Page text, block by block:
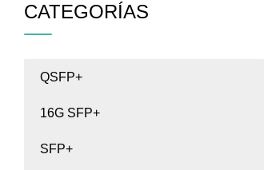
CATEGORÍAS
QSFP+
16G SFP+
SFP+